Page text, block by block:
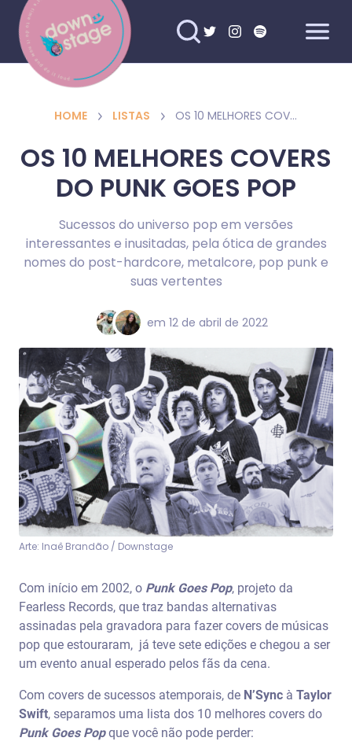
HOME LISTAS OS 10 MELHORES COVERS DO PUNK GOES POP
OS 10 MELHORES COVERS
DO PUNK GOES POP
Sucessos do universo pop em versões
interessantes e inusitadas, pela ótica de grandes
nomes do post-hardcore, metalcore, pop punk e
suas vertentes
em 12 de abril de 2022
Arte: Inaê Brandão / Downstage
Com início em 2002, o Punk Goes Pop, projeto da
Fearless Records, que traz bandas alternativas
assinadas pela gravadora para fazer covers de músicas
pop que estouraram, já teve sete edições e chegou a ser
um evento anual esperado pelos fãs da cena.
Com covers de sucessos atemporais, de N’Sync à Taylor
Swift, separamos uma lista dos 10 melhores covers do
Punk Goes Popque você não pode perder: